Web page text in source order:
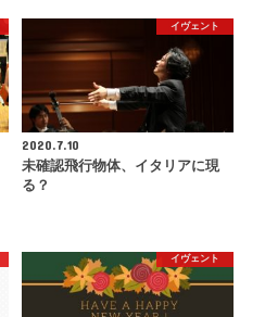
イヴェント
2020.7.10
未確認飛行物体、イタリアに現
る？
イヴェント